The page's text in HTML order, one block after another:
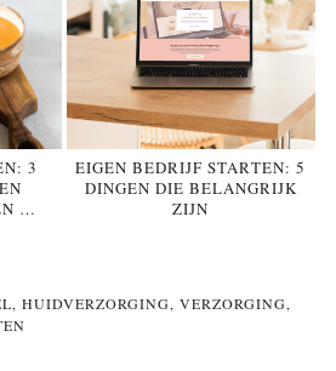
3
…
EIGEN BEDRIJF STARTEN: 5
DINGEN DIE BELANGRIJK
ZIJN
, HUIDVERZORGING, VERZORGING,